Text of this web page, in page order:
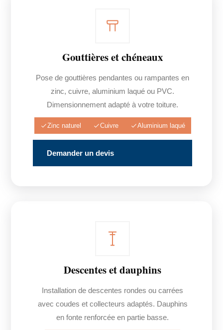
Gouttières et chéneaux
Pose de gouttières pendantes ou rampantes en
zinc, cuivre, aluminium laqué ou PVC.
Dimensionnement adapté à votre toiture.
Zinc naturel Cuivre Aluminium laqué
Demander un devis
Descentes et dauphins
Installation de descentes rondes ou carrées
avec coudes et collecteurs adaptés. Dauphins
en fonte renforcée en partie basse.